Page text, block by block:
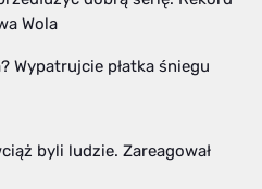
Wola
Wypatrujcie płatka śniegu
byli ludzie. Zareagował